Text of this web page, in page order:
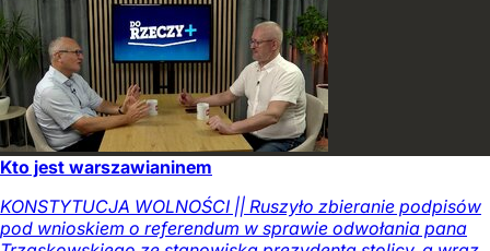
Kto jest warszawianinem
KONSTYTUCJA WOLNOŚCI || Ruszyło zbieranie podpisów
pod wnioskiem o referendum w sprawie odwołania pana